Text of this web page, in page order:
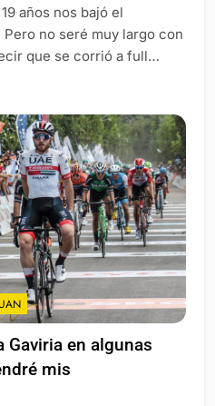
años nos bajó el
no seré muy largo con
que se corrió a full…
Gaviria en algunas
mis